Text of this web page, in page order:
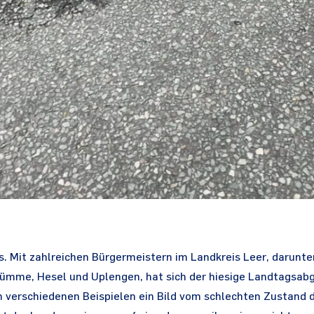
Mit zahlreichen Bürgermeistern im Landkreis Leer,
Hesel und Uplengen, hat sich der hiesige
Beispielen ein Bild vom schlechten Zustand